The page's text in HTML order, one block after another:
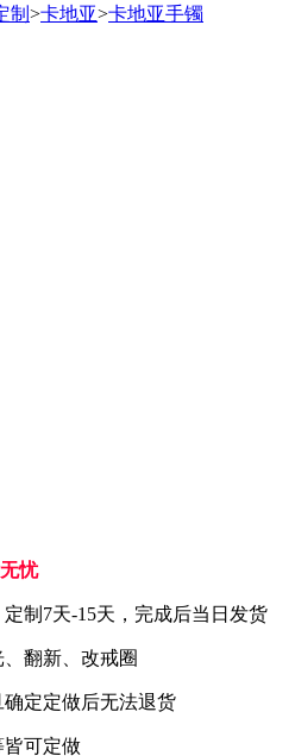
制 >卡地亚>卡地亚手镯
忧
定制7天-15天，完成后当日发货
翻新、改戒圈
定定做后无法退货
皆可定做